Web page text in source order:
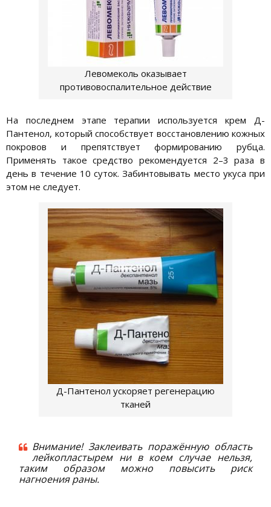
Левомеколь оказывает
противовоспалительное действие
На последнем этапе терапии используется крем Д-
Пантенол, который способствует восстановлению кожных
покровов и препятствует формированию рубца.
Применять такое средство рекомендуется 2–3 раза в
день в течение 10 суток. Забинтовывать место укуса при
этом не следует.
Д-Пантенол ускоряет регенерацию
тканей
Внимание! Заклеивать поражённую область
лейкопластырем ни в коем случае нельзя,
таким образом можно повысить риск
нагноения раны.